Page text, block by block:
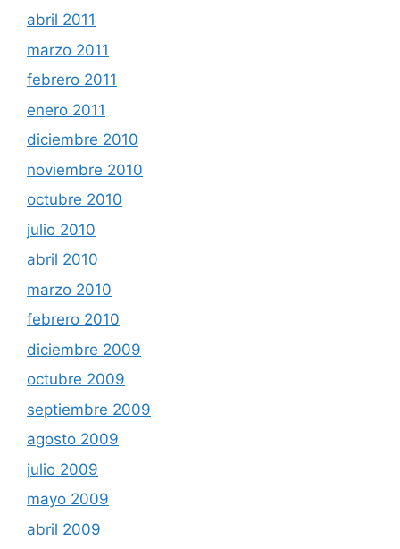
abril 2011
marzo 2011
febrero 2011
enero 2011
diciembre 2010
noviembre 2010
octubre 2010
julio 2010
abril 2010
marzo 2010
febrero 2010
diciembre 2009
octubre 2009
septiembre 2009
agosto 2009
julio 2009
mayo 2009
abril 2009